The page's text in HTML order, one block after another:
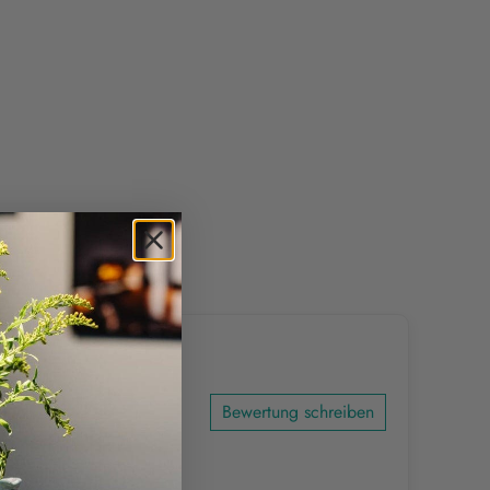
Bewertung schreiben